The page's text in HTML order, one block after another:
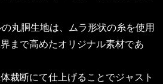
丸胴生地は、ムラ形状の糸を使用
まで高めたオリジナル素材であ
裁断にて仕上げることでジャスト